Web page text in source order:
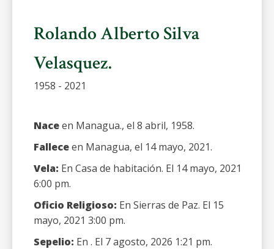
Rolando Alberto Silva
Velasquez.
1958 - 2021
Naceen Managua., el 8 abril, 1958.
Falleceen Managua, el 14 mayo, 2021.
Vela: En Casa de habitación. El 14 mayo, 2021
6:00 pm.
Oficio Religioso: En Sierras de Paz. El 15
mayo, 2021 3:00 pm.
Sepelio: En . El 7 agosto, 2026 1:21 pm.